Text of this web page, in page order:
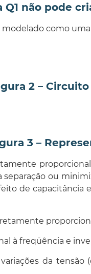
Q1 não pode
como
2 –
3 –
ou
de
à freqüência e
da